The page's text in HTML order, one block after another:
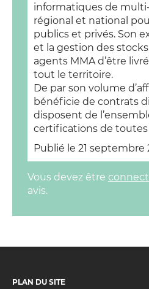
informatiques de
régional et national
publics et privés. Son
et la gestion des
agents MMA d’être
tout le territoire.
De par son volume
bénéficie de contrats
disposent de
certifications de toutes
Publié le 21 septembre
Vous devez être
avis.
PLAN DU SITE